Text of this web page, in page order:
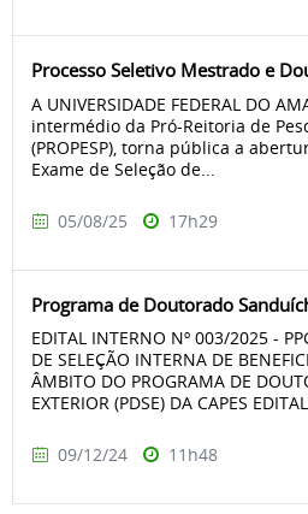
Processo Seletivo Mestrado e
A UNIVERSIDADE FEDERAL DO
intermédio da Pró-Reitoria de
(PROPESP), torna pública a
Exame de Seleção de...
05/08/25 17h29
Programa de Doutorado
EDITAL INTERNO Nº 003/2025 -
DE SELEÇÃO INTERNA DE
ÂMBITO DO PROGRAMA DE
EXTERIOR (PDSE) DA CAPES
09/12/24 11h48